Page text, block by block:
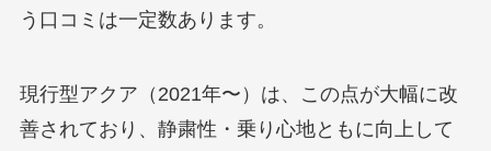
う口コミは一定数あります。
現行型アクア（2021年〜）は、この点が大幅に改
善されており、静粛性・乗り心地ともに向上して